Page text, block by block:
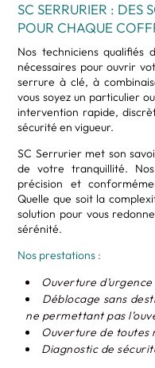
SC SERRURIER : DES
POUR CHAQUE
Nos techniciens qualifiés
nécessaires pour ouvrir
serrure à clé, à
vous soyez un particulier
intervention rapide,
sécurité en vigueur.
SC Serrurier met son
de votre tranquillité.
précision et
Quelle que soit la
solution pour vous
sérénité.
Nos prestations :
Ouverture d’urgence
Déblocage sans
ne permettant pas
Ouverture de toutes
Diagnostic de